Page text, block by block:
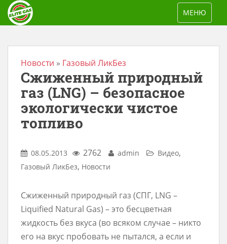
TOGGLE
МЕНЮ
Новости » Газовый ЛикБез
Сжиженный природный
газ (LNG) – безопасное
экологически чистое
топливо
08.05.2013 2762 admin Видео,
Газовый ЛикБез, Новости
Сжиженный природный газ (СПГ, LNG –
Liquified Natural Gas) – это бесцветная
жидкость без вкуса (во всяком случае – никто
его на вкус пробовать не пытался, а если и